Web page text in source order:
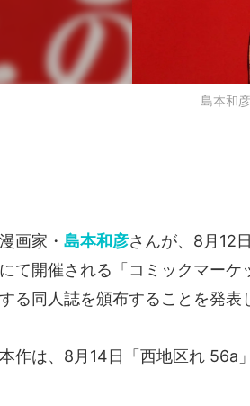
島本和
漫画家・ 島本和彦さんが、8月12
にて開催される「コミックマー
する同人誌を頒布することを発表
本作は、8月14日「西地区れ 56a